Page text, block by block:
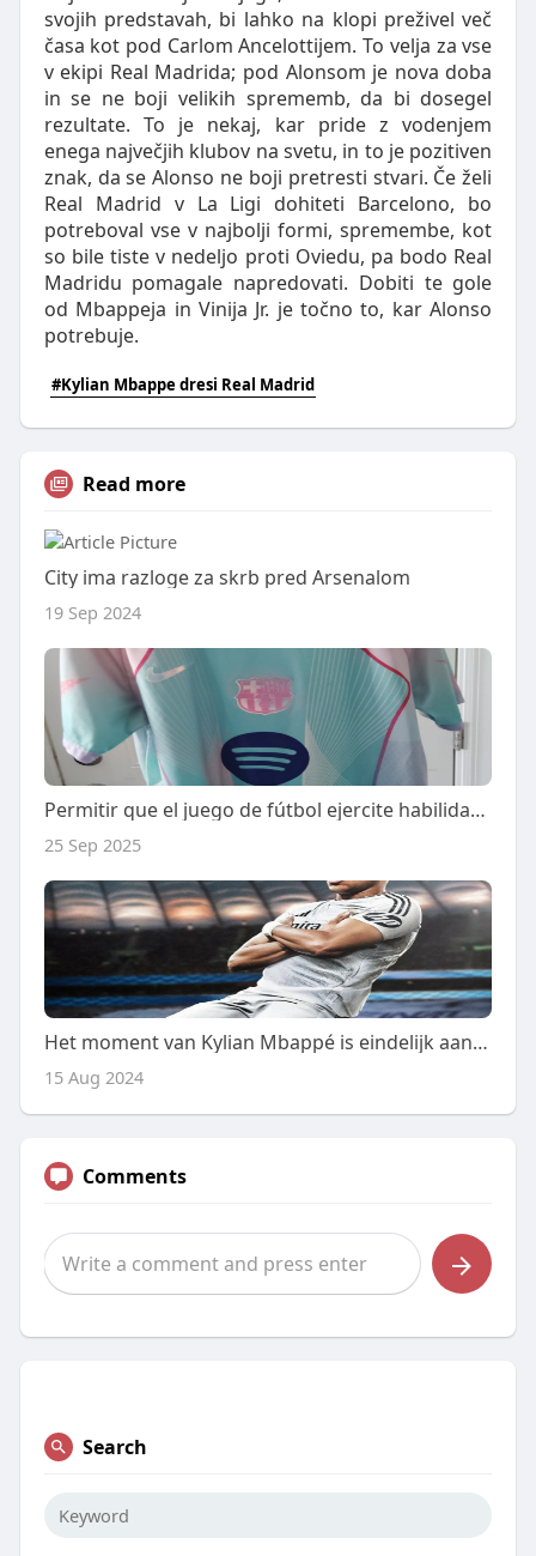
svojih predstavah, bi lahko na klopi preživel več
časa kot pod Carlom Ancelottijem. To velja za vse
v ekipi Real Madrida; pod Alonsom je nova doba
in se ne boji velikih sprememb, da bi dosegel
rezultate. To je nekaj, kar pride z vodenjem
enega največjih klubov na svetu, in to je pozitiven
znak, da se Alonso ne boji pretresti stvari. Če želi
Real Madrid v La Ligi dohiteti Barcelono, bo
potreboval vse v najbolji formi, spremembe, kot
so bile tiste v nedeljo proti Oviedu, pa bodo Real
Madridu pomagale napredovati. Dobiti te gole
od Mbappeja in Vinija Jr. je točno to, kar Alonso
potrebuje.
#Kylian Mbappe dresi Real Madrid
Read more
City ima razloge za skrb pred Arsenalom
19 Sep 2024
Permitir que el juego de fútbol ejercite habilidades
25 Sep 2025
Het moment van Kylian Mbappé is eindelijk aangebroken
15 Aug 2024
Comments
Search